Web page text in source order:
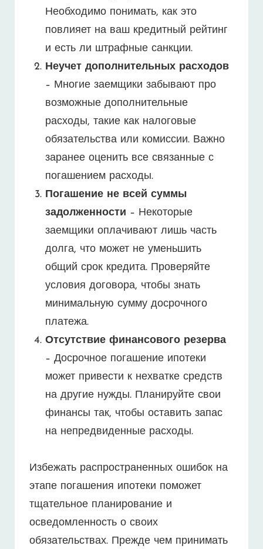
Необходимо понимать, как это
повлияет на ваш кредитный рейтинг
и есть ли штрафные санкции.
Неучет дополнительных расходов
– Многие заемщики забывают про
возможные дополнительные
расходы, такие как налоговые
обязательства или комиссии. Важно
заранее оценить все связанные с
погашением расходы.
Погашение не всей суммы
задолженности – Некоторые
заемщики оплачивают лишь часть
долга, что может не уменьшить
общий срок кредита. Проверяйте
условия договора, чтобы знать
минимальную сумму досрочного
платежа.
Отсутствие финансового резерва
– Досрочное погашение ипотеки
может привести к нехватке средств
на другие нужды. Планируйте свои
финансы так, чтобы оставить запас
на непредвиденные расходы.
Избежать распространенных ошибок на
этапе погашения ипотеки поможет
тщательное планирование и
осведомленность о своих
обязательствах. Прежде чем принимать